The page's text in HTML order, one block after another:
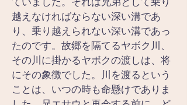
越えなければならない深い溝であ
り、乗り越えられない深い溝であっ
たのです。故郷を隔てるヤボク川、
その川に掛かるヤボクの渡しは、将
にその象徴でした。川を渡るという
ことは、いつの時も命懸けでありま